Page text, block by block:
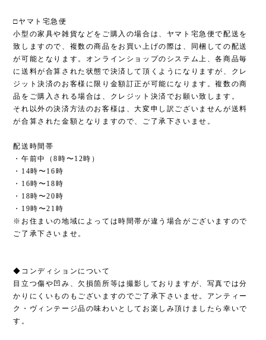
□ヤマト宅急便
小型の家具や雑貨などをご購入の場合は、ヤマト宅急便で配送を
致しますので、複数の商品をお買い上げの際は、同梱しての配送
が可能となります。オンラインショップのシステム上、各商品毎
に送料が合算された状態で決済して頂くようになりますが、クレ
ジット決済のお客様に限り金額訂正が可能になります。複数の商
品をご購入される場合は、クレジット決済でお願い致します。
それ以外の決済方法のお客様は、大変申し訳ございませんが送料
が合算された金額となりますので、ご了承下さいませ。
配送時間帯
・午前中（8時〜12時）
・14時〜16時
・16時〜18時
・18時〜20時
・19時〜21時
※お住まいの地域によっては時間帯が違う場合がございますので
ご了承下さいませ。
◆コンディションについて
目立つ傷や凹み、欠損箇所等は撮影しておりますが、写真では分
かりにくいものもございますのでご了承下さいませ。アンティー
ク・ヴィンテージ品の味わいとしてお楽しみ頂けましたら幸いで
す。